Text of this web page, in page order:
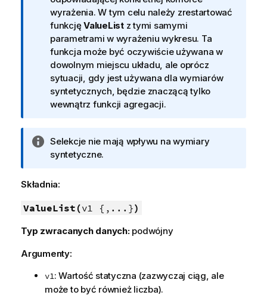
r
m
a
c
j
a
wyrażenia. W tym celu należy zrestartować
funkcję ValueListz tymi samymi
parametrami w wyrażeniu wykresu. Ta
funkcja może być oczywiście używana w
dowolnym miejscu układu, ale oprócz
sytuacji, gdy jest używana dla wymiarów
syntetycznych, będzie znaczącą tylko
wewnątrz funkcji agregacji.
I
n
o
m
c
a
Selekcje nie mają wpływu na wymiary
syntetyczne.
Składnia:
ValueList(v1 {,...})
Typ zwracanych danych: podwójny
Argumenty:
v1: Wartość statyczna (zazwyczaj ciąg, ale
może to być również liczba).